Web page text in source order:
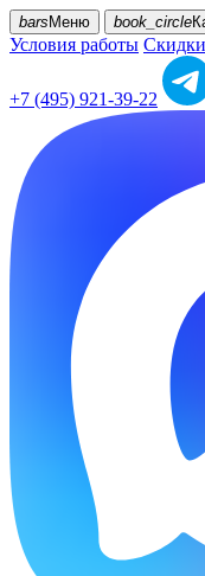
bars Меню book_circle
Условия работы Скидки
+7 (495) 921-39-22